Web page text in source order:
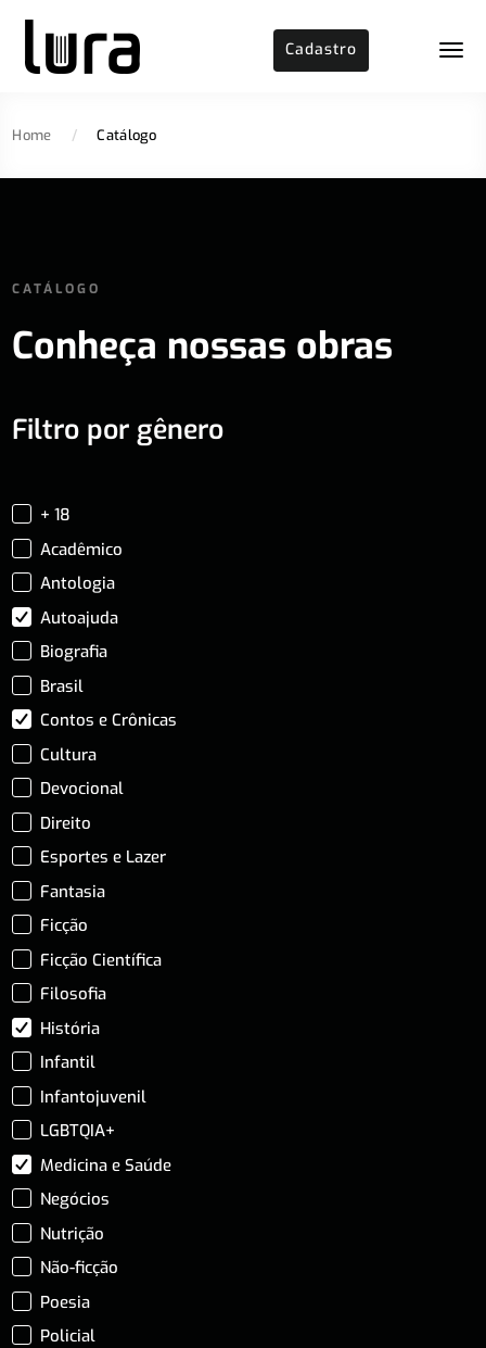
Cadastro
Home / Catálogo
CATÁLOGO
Conheça nossas obras
Filtro por gênero
+ 18
Acadêmico
Antologia
Autoajuda
Biografia
Brasil
Contos e Crônicas
Cultura
Devocional
Direito
Esportes e Lazer
Fantasia
Ficção
Ficção Científica
Filosofia
História
Infantil
Infantojuvenil
LGBTQIA+
Medicina e Saúde
Negócios
Nutrição
Não-ficção
Poesia
Policial